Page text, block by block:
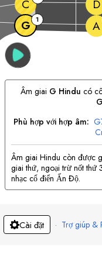
G 1 A
C D
Âm giai G Hindu có
G
Phù hợp với hợp âm: G
C
Âm giai Hindu còn được
giai thứ, ngoại trừ nốt thứ
nhạc cổ điển Ấn Độ.
Cài đặt · Trợ giúp &